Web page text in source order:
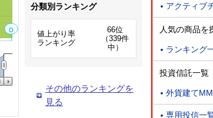
D
分類別ランキング
値上がり率
ランキング
66位
（339件
中）
その他のランキングを
見る
 アクティブ
人気の商品を
 ランキング
投資信託一覧
 外貨建て
 専用投信一